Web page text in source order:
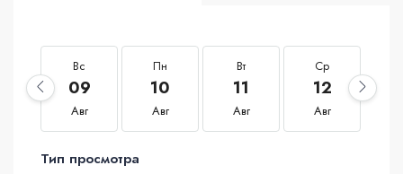
Вс
09
Авг
Пн
10
Авг
Вт
11
Авг
Ср
12
Авг
Тип просмотра